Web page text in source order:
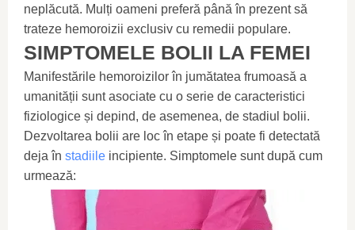
neplăcută. Mulți oameni preferă până în prezent să
trateze hemoroizii exclusiv cu remedii populare.
SIMPTOMELE BOLII LA FEMEI
Manifestările hemoroizilor în jumătatea frumoasă a
umanității sunt asociate cu o serie de caracteristici
fiziologice și depind, de asemenea, de stadiul bolii.
Dezvoltarea bolii are loc în etape și poate fi detectată
deja în stadiile incipiente. Simptomele sunt după cum
urmează: